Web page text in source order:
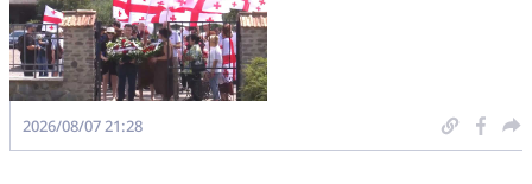
2026/08/07 21:28